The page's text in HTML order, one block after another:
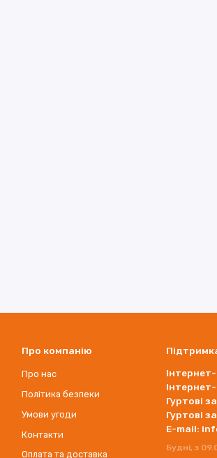
Про компанію
Про нас
Політика безпеки
Умови угоди
Контакти
Оплата та доставка
Гуртові
Гуртові
E-mail:
Будні, з